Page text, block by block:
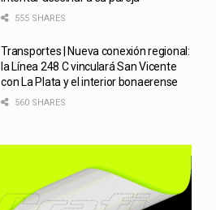
555 SHARES
Transportes | Nueva conexión regional:
la Línea 248 C vinculará San Vicente
con La Plata y el interior bonaerense
560 SHARES